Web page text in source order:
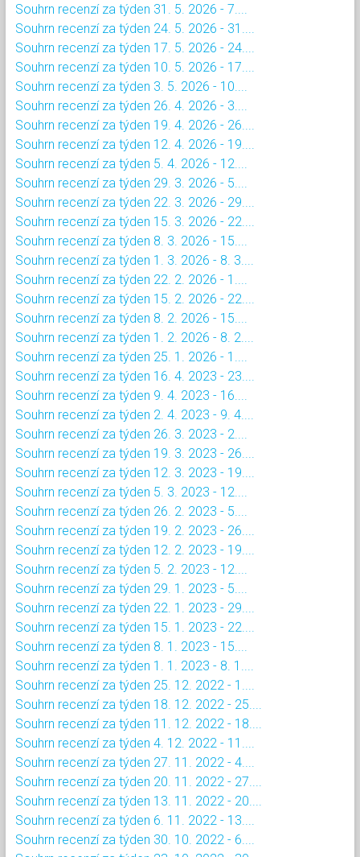
Souhrn recenzí za týden 31. 5. 2026 - 7....
Souhrn recenzí za týden 24. 5. 2026 - 31....
Souhrn recenzí za týden 17. 5. 2026 - 24....
Souhrn recenzí za týden 10. 5. 2026 - 17....
Souhrn recenzí za týden 3. 5. 2026 - 10....
Souhrn recenzí za týden 26. 4. 2026 - 3....
Souhrn recenzí za týden 19. 4. 2026 - 26....
Souhrn recenzí za týden 12. 4. 2026 - 19....
Souhrn recenzí za týden 5. 4. 2026 - 12....
Souhrn recenzí za týden 29. 3. 2026 - 5....
Souhrn recenzí za týden 22. 3. 2026 - 29....
Souhrn recenzí za týden 15. 3. 2026 - 22....
Souhrn recenzí za týden 8. 3. 2026 - 15....
Souhrn recenzí za týden 1. 3. 2026 - 8. 3....
Souhrn recenzí za týden 22. 2. 2026 - 1....
Souhrn recenzí za týden 15. 2. 2026 - 22....
Souhrn recenzí za týden 8. 2. 2026 - 15....
Souhrn recenzí za týden 1. 2. 2026 - 8. 2....
Souhrn recenzí za týden 25. 1. 2026 - 1....
Souhrn recenzí za týden 16. 4. 2023 - 23....
Souhrn recenzí za týden 9. 4. 2023 - 16....
Souhrn recenzí za týden 2. 4. 2023 - 9. 4....
Souhrn recenzí za týden 26. 3. 2023 - 2....
Souhrn recenzí za týden 19. 3. 2023 - 26....
Souhrn recenzí za týden 12. 3. 2023 - 19....
Souhrn recenzí za týden 5. 3. 2023 - 12....
Souhrn recenzí za týden 26. 2. 2023 - 5....
Souhrn recenzí za týden 19. 2. 2023 - 26....
Souhrn recenzí za týden 12. 2. 2023 - 19....
Souhrn recenzí za týden 5. 2. 2023 - 12....
Souhrn recenzí za týden 29. 1. 2023 - 5....
Souhrn recenzí za týden 22. 1. 2023 - 29....
Souhrn recenzí za týden 15. 1. 2023 - 22....
Souhrn recenzí za týden 8. 1. 2023 - 15....
Souhrn recenzí za týden 1. 1. 2023 - 8. 1....
Souhrn recenzí za týden 25. 12. 2022 - 1....
Souhrn recenzí za týden 18. 12. 2022 - 25....
Souhrn recenzí za týden 11. 12. 2022 - 18....
Souhrn recenzí za týden 4. 12. 2022 - 11....
Souhrn recenzí za týden 27. 11. 2022 - 4....
Souhrn recenzí za týden 20. 11. 2022 - 27....
Souhrn recenzí za týden 13. 11. 2022 - 20....
Souhrn recenzí za týden 6. 11. 2022 - 13....
Souhrn recenzí za týden 30. 10. 2022 - 6....